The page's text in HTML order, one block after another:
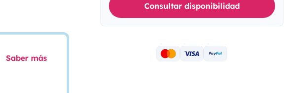
Saber más
Consultar disponibilidad